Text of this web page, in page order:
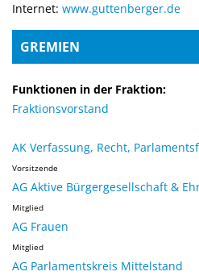
Internet: www.guttenberger.de
GREMIEN
Funktionen in der Fraktion:
Fraktionsvorstand
AK Verfassung, Recht,
Vorsitzende
AG Aktive Bürgergesellschaft &
Mitglied
AG Frauen
Mitglied
AG Parlamentskreis Mittelstand